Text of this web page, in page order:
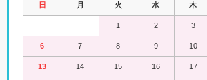
日 月 火 水 木
1 2 3
6 7 8 9 10
13 14 15 16 17